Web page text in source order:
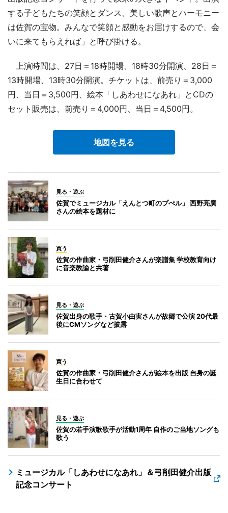
する子どもたちの笑顔とダンス、美しい歌声とハーモニー
は佐賀の宝物。みんなで笑顔と感動をお届けするので、会
いに来てもらえれば」と呼び掛ける。
上演時間は、27日＝18時開場、18時30分開演、28日＝
13時開場、13時30分開演。チケットは、前売り＝3,000
円、当日＝3,500円、絵本「しあわせになあれ」とCDの
セット販売は、前売り＝4,000円、当日＝4,500円。
地図を見る
見る・遊ぶ
佐賀でミュージカル「えんとつ町のプぺル」 西野亮廣
さんの絵本を題材に
買う
佐賀の作曲家・弓削田健介さんが楽譜集 学校教育向け
に音楽教諭と共著
見る・遊ぶ
佐賀出身の歌手・古賀小由実さんが故郷で公演 20代最
後にCMソングなど披露
買う
佐賀の作曲家・弓削田健介さんが絵本を出版 自身の誕
生日に合わせて
見る・遊ぶ
佐賀の若手演歌歌手が活動1周年 自作のご当地ソングも
歌う
ミュージカル「しあわせになあれ」＆弓削田健介出版
記念コンサート